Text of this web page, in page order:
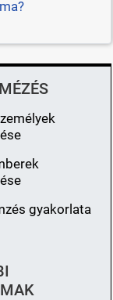
gyakorlata